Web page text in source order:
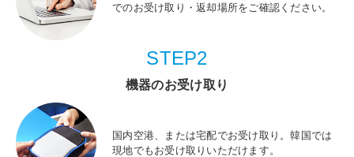
でのお受け取り・返却場所をご確認ください。
STEP2
機器のお受け取り
国内空港、または宅配でお受け取り。韓国では
現地でもお受け取りいただけます。